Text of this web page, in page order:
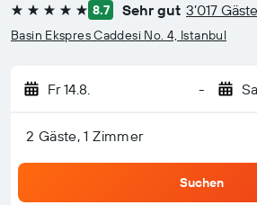
5 Sterne 8.7 Sehr gut 3’017
Basin Ekspres Caddesi No. 4, Istanbul
Fr 14.8. -
2 Gäste, 1 Zimmer
Suchen